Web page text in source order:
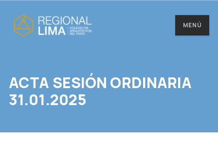
MENÚ
ACTA SESIÓN ORDINARIA
31.01.2025